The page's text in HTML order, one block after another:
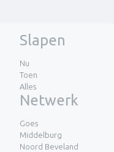
Slapen
Nu
Toen
Alles
Netwerk
Goes
Middelburg
Noord Beveland